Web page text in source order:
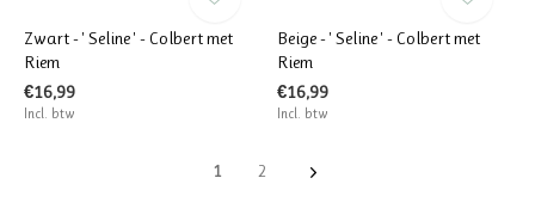
Zwart - ' Seline ' - Colbert met
Riem
€16,99
Incl. btw
Beige - ' Seline ' - Colbert met
Riem
€16,99
Incl. btw
1 2